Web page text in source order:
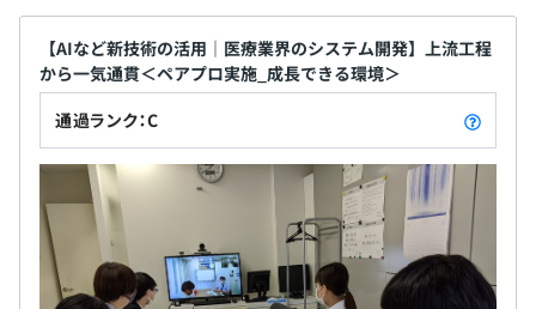
【AIなど新技術の活用｜医療業界のシステム開発】上流工程
から一気通貫＜ペアプロ実施_成長できる環境＞
通過ランク：C